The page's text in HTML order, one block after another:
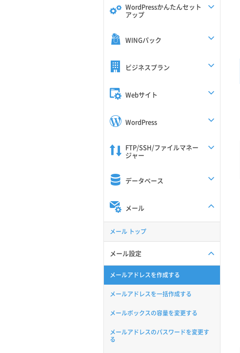
WordPressかんたんセット
アップ
WINGパック
ビジネスプラン
Webサイト
WordPress
FTP/SSH/ファイルマネー
ジャー
データベース
メール
メール トップ
メール設定
メールアドレスを作成する
メールアドレスを一括作成する
メールボックスの容量を変更する
メールアドレスのパスワードを変更す
る